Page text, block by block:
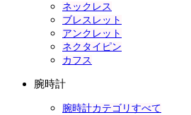
ネックレス
ブレスレット
アンクレット
ネクタイピン
カフス
腕時計
腕時計カテゴリすべて